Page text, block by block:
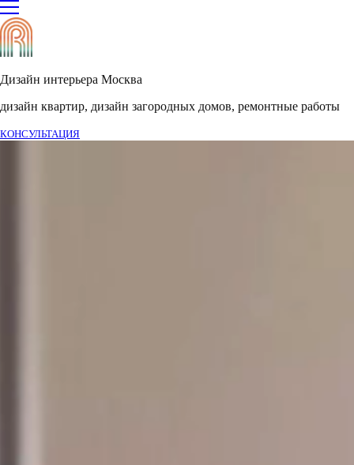
Дизайн интерьера Москва
дизайн квартир, дизайн загородных домов, ремонтные работы
КОНСУЛЬТАЦИЯ